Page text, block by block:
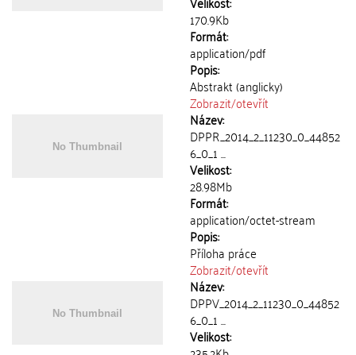
170.9Kb
Formát:
application/pdf
Popis:
Abstrakt (anglicky)
Zobrazit/otevřít
Název:
DPPR_2014_2_11230_0_44852
6_0_1 ...
Velikost:
28.98Mb
Formát:
application/octet-stream
Popis:
Příloha práce
Zobrazit/otevřít
Název:
DPPV_2014_2_11230_0_44852
6_0_1 ...
Velikost: